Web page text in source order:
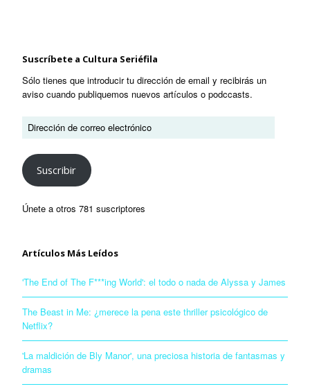
Suscríbete a Cultura Seriéfila
Sólo tienes que introducir tu dirección de email y recibirás un
aviso cuando publiquemos nuevos artículos o podccasts.
Suscribir
Únete a otros 781 suscriptores
Artículos Más Leídos
'The End of The F***ing World': el todo o nada de Alyssa y James
The Beast in Me: ¿merece la pena este thriller psicológico de
Netflix?
'La maldición de Bly Manor', una preciosa historia de fantasmas y
dramas